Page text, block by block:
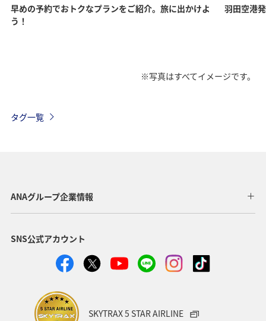
早めの予約でおトクなプランをご紹介。旅に出かけよ
う！
羽田空港
※写真はすべてイメージです。
タグ一覧
ANAグループ企業情報
SNS公式アカウント
SKYTRAX 5 STAR AIRLINE